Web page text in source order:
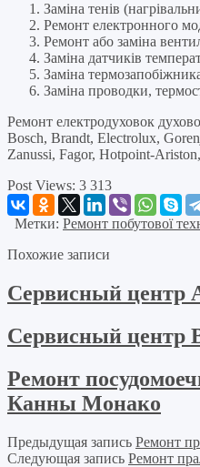
Заміна тенів
Ремонт електронного
Ремонт або заміна
Заміна датчиків
Заміна
Заміна проводки,
Ремонт електродуховок
Bosch, Brandt, Electrolux,
Zanussi, Fagor, Hotpoint-
Post Views: 3 313
Метки: Ремонт побутової
Похожие записи
Сервисный центр
Сервисный центр
Ремонт
Канны Монако
Предыдущая запись Ремонт
Следующая запись Ремонт